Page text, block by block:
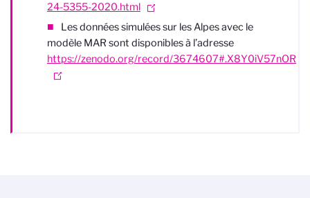
24-5355-2020.html
Les données simulées sur les Alpes avec le
modèle MAR sont disponibles à l’adresse
https://zenodo.org/record/3674607#.X8Y0iV57nOR